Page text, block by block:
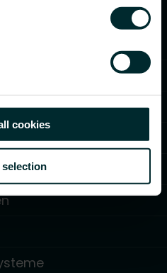
cookies